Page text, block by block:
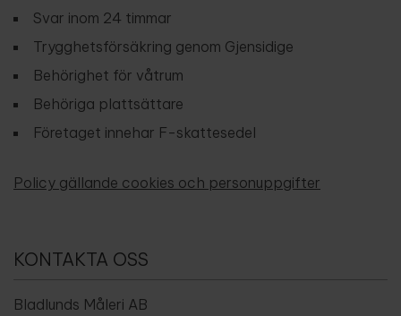
Svar inom 24 timmar
Trygghetsförsäkring genom Gjensidige
Behörighet för våtrum
Behöriga plattsättare
Företaget innehar F-skattesedel
Policy gällande cookies och personuppgifter
KONTAKTA OSS
Bladlunds Måleri AB